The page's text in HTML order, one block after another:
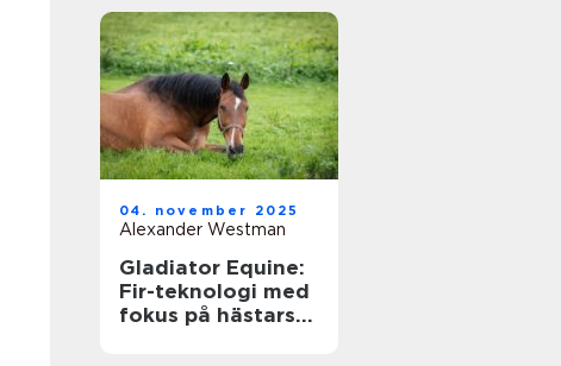
04. november 2025
Alexander Westman
Gladiator Equine:
Fir-teknologi med
fokus på hästars